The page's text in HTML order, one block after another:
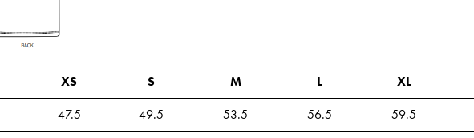
XS S M L XL
47.5 49.5 53.5 56.5 59.5